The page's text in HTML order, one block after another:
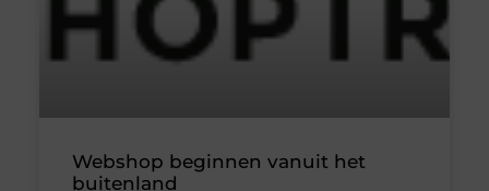
Webshop beginnen vanuit het
buitenland